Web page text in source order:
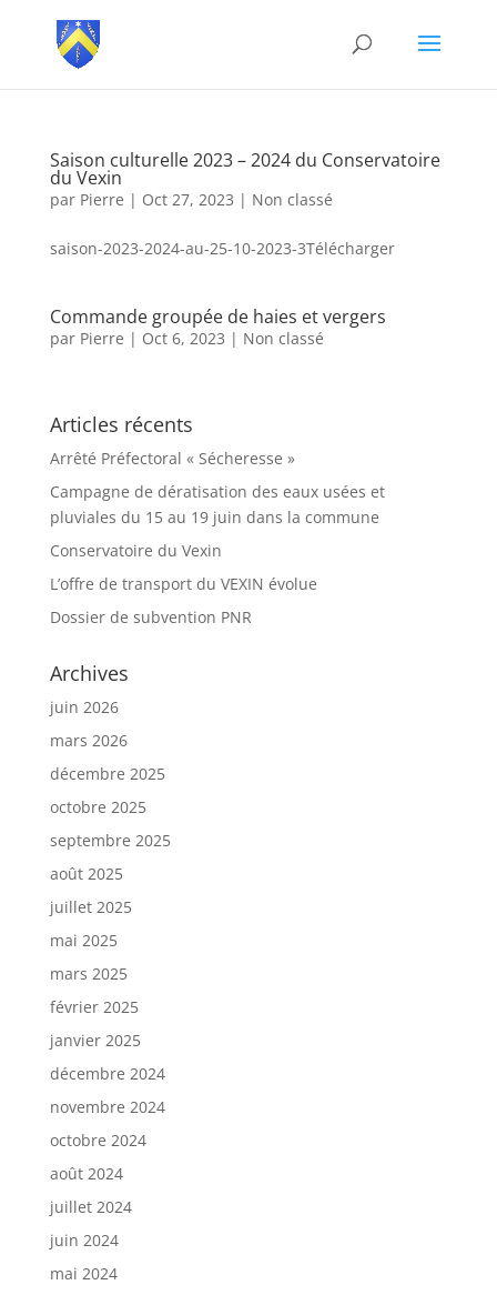
Saison culturelle 2023 – 2024 du Conservatoire
du Vexin
par Pierre | Oct 27, 2023 | Non classé
saison-2023-2024-au-25-10-2023-3Télécharger
Commande groupée de haies et vergers
par Pierre | Oct 6, 2023 | Non classé
Articles récents
Arrêté Préfectoral « Sécheresse »
Campagne de dératisation des eaux usées et
pluviales du 15 au 19 juin dans la commune
Conservatoire du Vexin
L’offre de transport du VEXIN évolue
Dossier de subvention PNR
Archives
juin 2026
mars 2026
décembre 2025
octobre 2025
septembre 2025
août 2025
juillet 2025
mai 2025
mars 2025
février 2025
janvier 2025
décembre 2024
novembre 2024
octobre 2024
août 2024
juillet 2024
juin 2024
mai 2024